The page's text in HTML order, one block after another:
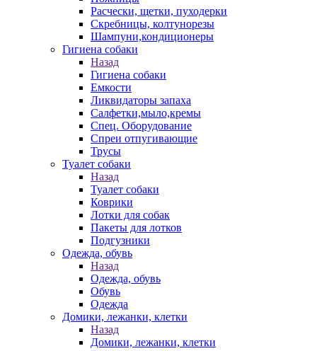
Расчески, щетки, пуходерки
Скребницы, колтунорезы
Шампуни,кондиционеры
Гигиена собаки
Назад
Гигиена собаки
Емкости
Ликвидаторы запаха
Салфетки,мыло,кремы
Спец. Оборудование
Спреи отпугивающие
Трусы
Туалет собаки
Назад
Туалет собаки
Коврики
Лотки для собак
Пакеты для лотков
Подгузники
Одежда, обувь
Назад
Одежда, обувь
Обувь
Одежда
Домики, лежанки, клетки
Назад
Домики, лежанки, клетки